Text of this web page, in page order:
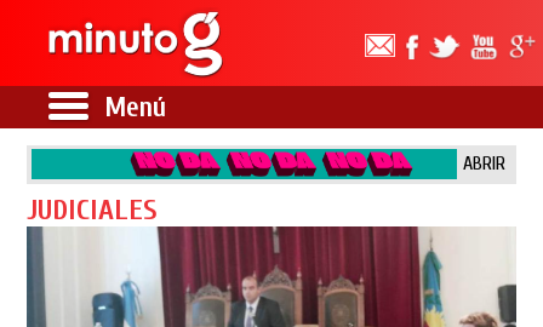
Menú
ABRIR
JUDICIALES